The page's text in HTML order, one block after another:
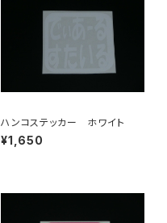
ハンコステッカー ホワイト
¥1,650